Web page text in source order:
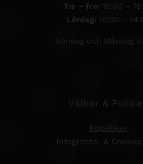
Tis – fre: 10:00 –
Lördag: 10:00 –
Söndag och Måndag
Villkor &
Köpvillkor
Integritets- &